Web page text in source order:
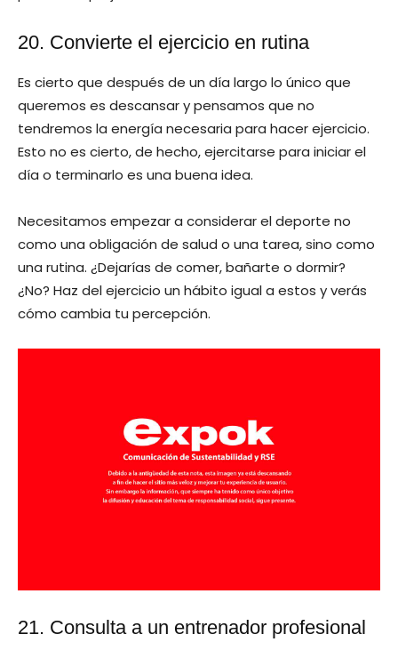
20. Convierte el ejercicio en rutina
Es cierto que después de un día largo lo único que
queremos es descansar y pensamos que no
tendremos la energía necesaria para hacer ejercicio.
Esto no es cierto, de hecho, ejercitarse para iniciar el
día o terminarlo es una buena idea.
Necesitamos empezar a considerar el deporte no
como una obligación de salud o una tarea, sino como
una rutina. ¿Dejarías de comer, bañarte o dormir?
¿No? Haz del ejercicio un hábito igual a estos y verás
cómo cambia tu percepción.
21. Consulta a un entrenador profesional